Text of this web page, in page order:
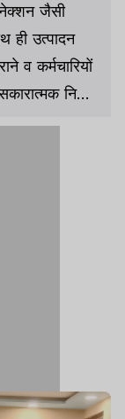
जैसी
ही उत्पादन
व कर्मचारियों
निर्णय